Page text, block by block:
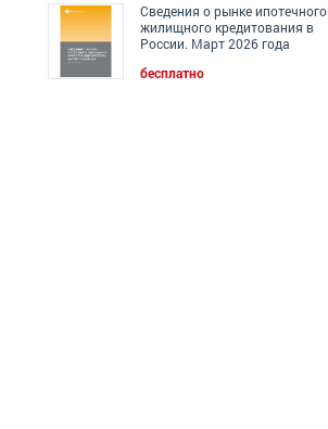
Сведения о рынке ипотечного
жилищного кредитования в
России. Март 2026 года
бесплатно